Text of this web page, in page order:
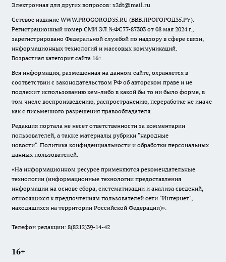
Электронная для других вопросов: x2dt@mail.ru
Сетевое издание WWW.PROGOROD35.RU (ВВВ.ПРОГОРОД35.РУ).
Регистрационный номер СМИ ЭЛ №ФС77-87303 от 08 мая 2024 г.,
зарегистрировано Федеральной службой по надзору в сфере связи,
информационных технологий и массовых коммуникаций.
Возрастная категория сайта 16+.
Вся информация, размещенная на данном сайте, охраняется в
соответствии с законодательством РФ об авторском праве и не
подлежит использованию кем-либо в какой бы то ни было форме, в
том числе воспроизведению, распространению, переработке не иначе
как с письменного разрешения правообладателя.
Редакция портала не несет ответственности за комментарии
пользователей, а также материалы рубрики "народные
новости". Политика конфиденциальности и обработки персональных
данных пользователей.
«На информационном ресурсе применяются рекомендательные
технологии (информационные технологии предоставления
информации на основе сбора, систематизации и анализа сведений,
относящихся к предпочтениям пользователей сети "Интернет",
находящихся на территории Российской Федерации)».
Телефон редакции: 8(8212)39-14-42
16+